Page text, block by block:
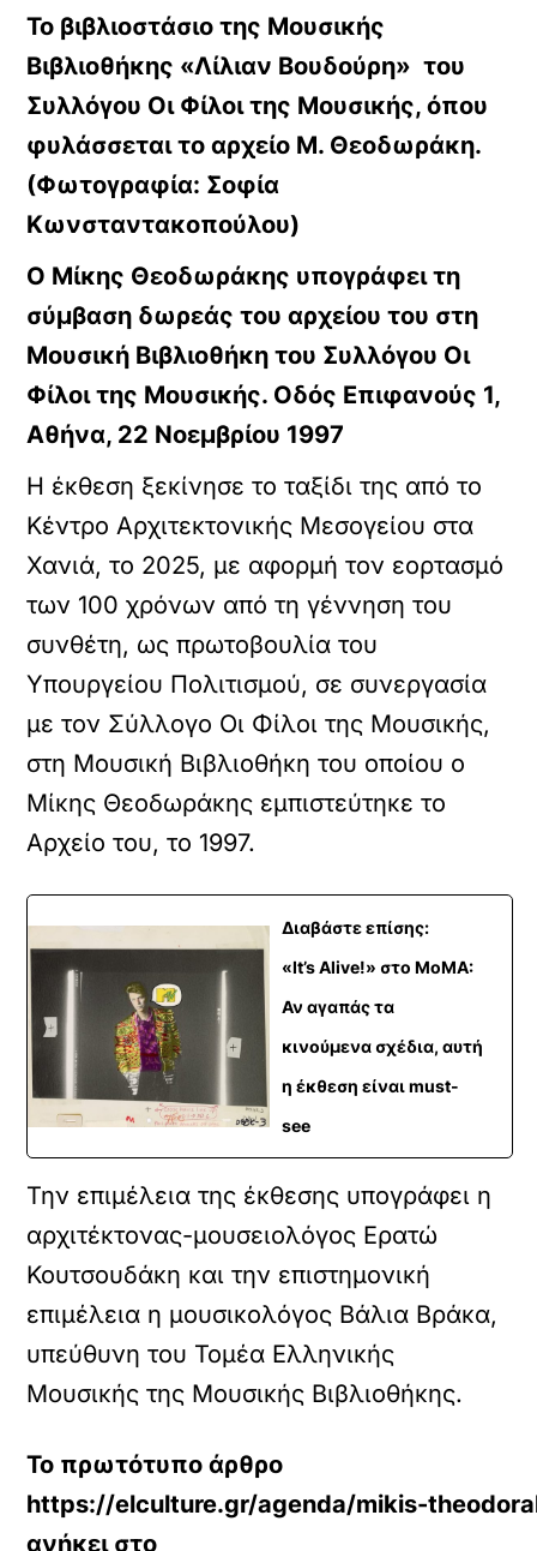
Το βιβλιοστάσιο της Μουσικής
Βιβλιοθήκης «Λίλιαν Βουδούρη» του
Συλλόγου Οι Φίλοι της Μουσικής, όπου
φυλάσσεται το αρχείο Μ. Θεοδωράκη.
(Φωτογραφία: Σοφία
Κωνσταντακοπούλου)
Ο Μίκης Θεοδωράκης υπογράφει τη
σύμβαση δωρεάς του αρχείου του στη
Μουσική Βιβλιοθήκη του Συλλόγου Οι
Φίλοι της Μουσικής. Οδός Επιφανούς 1,
Αθήνα, 22 Νοεμβρίου 1997
Η έκθεση ξεκίνησε το ταξίδι της από το
Κέντρο Αρχιτεκτονικής Μεσογείου στα
Χανιά, το 2025, με αφορμή τον εορτασμό
των 100 χρόνων από τη γέννηση του
συνθέτη, ως πρωτοβουλία του
Υπουργείου Πολιτισμού, σε συνεργασία
με τον Σύλλογο Οι Φίλοι της Μουσικής,
στη Μουσική Βιβλιοθήκη του οποίου ο
Μίκης Θεοδωράκης εμπιστεύτηκε το
Αρχείο του, το 1997.
Διαβάστε επίσης:
«It’s Alive!» στο MoMA:
Αν αγαπάς τα
κινούμενα σχέδια, αυτή
η έκθεση είναι must-
see
Την επιμέλεια της έκθεσης υπογράφει η
αρχιτέκτονας-μουσειολόγος Ερατώ
Κουτσουδάκη και την επιστημονική
επιμέλεια η μουσικολόγος Βάλια Βράκα,
υπεύθυνη του Τομέα Ελληνικής
Μουσικής της Μουσικής Βιβλιοθήκης.
Το πρωτότυπο άρθρο
https://elculture.gr/agenda/mikis-
ανήκει στο